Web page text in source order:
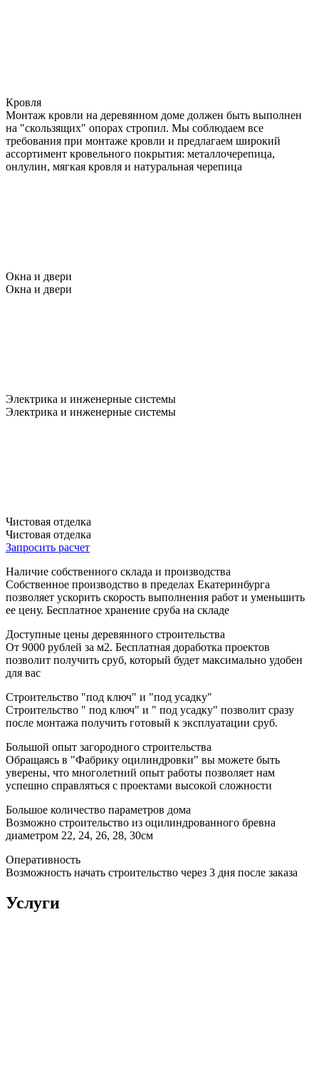
Кровля
Монтаж кровли на деревянном доме должен быть выполнен
на "скользящих" опорах стропил. Мы соблюдаем все
требования при монтаже кровли и предлагаем широкий
ассортимент кровельного покрытия: металлочерепица,
онлулин, мягкая кровля и натуральная черепица
Окна и двери
Окна и двери
Электрика и инженерные системы
Электрика и инженерные системы
Чистовая отделка
Чистовая отделка
Запросить расчет
Наличие собственного склада и производства
Собственное производство в пределах Екатеринбурга
позволяет ускорить скорость выполнения работ и уменьшить
ее цену. Бесплатное хранение сруба на складе
Доступные цены деревянного строительства
От 9000 рублей за м2. Бесплатная доработка проектов
позволит получить сруб, который будет максимально удобен
для вас
Строительство "под ключ" и "под усадку"
Строительство " под ключ" и " под усадку" позволит сразу
после монтажа получить готовый к эксплуатации сруб.
Большой опыт загородного строительства
Обращаясь в "Фабрику оцилиндровки" вы можете быть
уверены, что многолетний опыт работы позволяет нам
успешно справляться с проектами высокой сложности
Большое количество параметров дома
Возможно строительство из оцилиндрованного бревна
диаметром 22, 24, 26, 28, 30см
Оперативность
Возможность начать строительство через 3 дня после заказа
Услуги